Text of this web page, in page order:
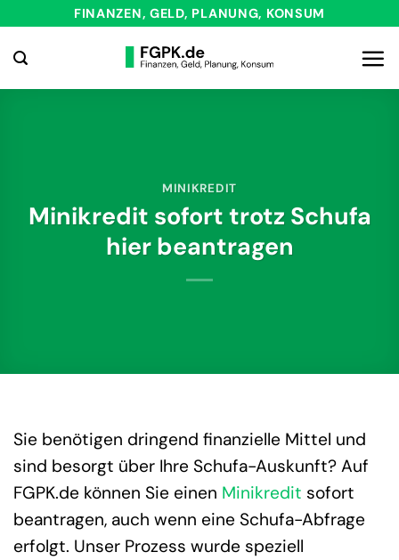
springen
FINANZEN, GELD, PLANUNG, KONSUM
MINIKREDIT
Minikredit sofort trotz Schufa
hier beantragen
Sie benötigen dringend finanzielle Mittel und
sind besorgt über Ihre Schufa-Auskunft? Auf
FGPK.de können Sie einen Minikredit sofort
beantragen, auch wenn eine Schufa-Abfrage
erfolgt. Unser Prozess wurde speziell